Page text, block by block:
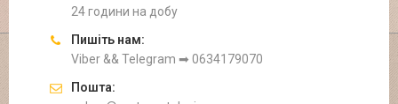
24 години на добу
Пишіть нам:
Viber && Telegram ➡ 0634179070
Пошта: